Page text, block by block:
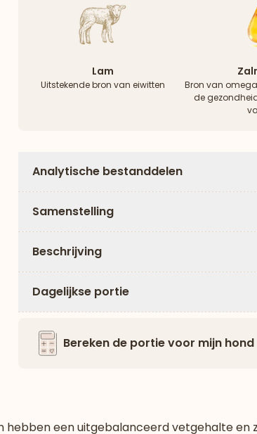
Lam
Uitstekende bron van eiwitten
Bron van
de
Analytische bestanddelen
Samenstelling
Beschrijving
Dagelijkse portie
Bereken de portie voor mijn hond
een uitgebalanceerd vetgehalte en